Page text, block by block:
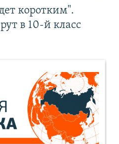
коротким".
в 10-й класс